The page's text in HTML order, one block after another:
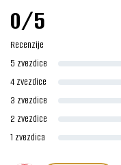
0/5
Recenzije
5 zvezdice
4 zvezdice
3 zvezdice
2 zvezdice
1 zvezdica